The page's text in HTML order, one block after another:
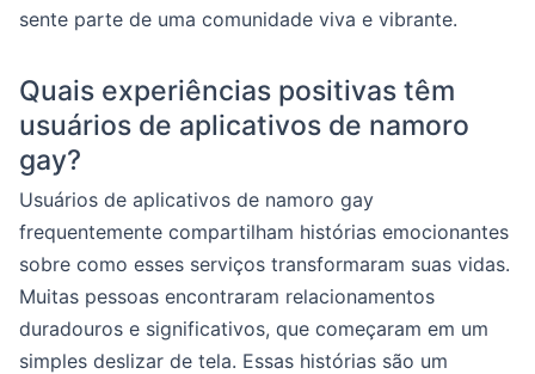
sente parte de uma comunidade viva e vibrante.
Quais experiências positivas têm
usuários de aplicativos de namoro
gay?
Usuários de aplicativos de namoro gay
frequentemente compartilham histórias emocionantes
sobre como esses serviços transformaram suas vidas.
Muitas pessoas encontraram relacionamentos
duradouros e significativos, que começaram em um
simples deslizar de tela. Essas histórias são um